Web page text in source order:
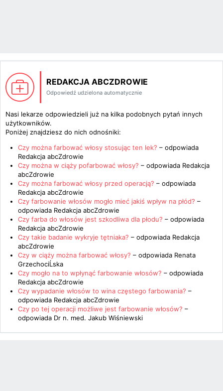
REDAKCJA ABCZDROWIE
Odpowiedź udzielona automatycznie
Nasi lekarze odpowiedzieli już na kilka podobnych pytań innych
użytkowników.
Poniżej znajdziesz do nich odnośniki:
Czy można farbować włosy stosując ten lek? – odpowiada
Redakcja abcZdrowie
Czy można w ciąży pofarbować włosy? – odpowiada Redakcja
abcZdrowie
Czy można farbować włosy przed operacją? – odpowiada
Redakcja abcZdrowie
Czy farbowanie włosów mogło mieć jakiś wpływ na płód? –
odpowiada Redakcja abcZdrowie
Czy farba do włosów jest szkodliwa dla płodu? – odpowiada
Redakcja abcZdrowie
Czy takie badanie wykryje tętniaka? – odpowiada Redakcja
abcZdrowie
Czy w ciąży można farbować włosy? – odpowiada Renata
GrzechociĹska
Czy mogło na to wpłynąć farbowanie włosów? – odpowiada
Redakcja abcZdrowie
Czy wypadanie włosów to wina częstego farbowania? –
odpowiada Redakcja abcZdrowie
Czy po tej operacji możliwe jest farbowanie włosów? –
odpowiada Dr n. med. Jakub Wiśniewski